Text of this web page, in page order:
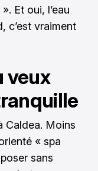
Et oui, l’eau
c’est vraiment
veux
Caldea. Moins
« spa
sans